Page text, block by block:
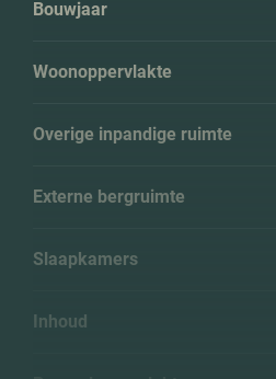
Bouwjaar
Woonoppervlakte
Overige inpandige ruimte
Externe bergruimte
Slaapkamers
Inhoud